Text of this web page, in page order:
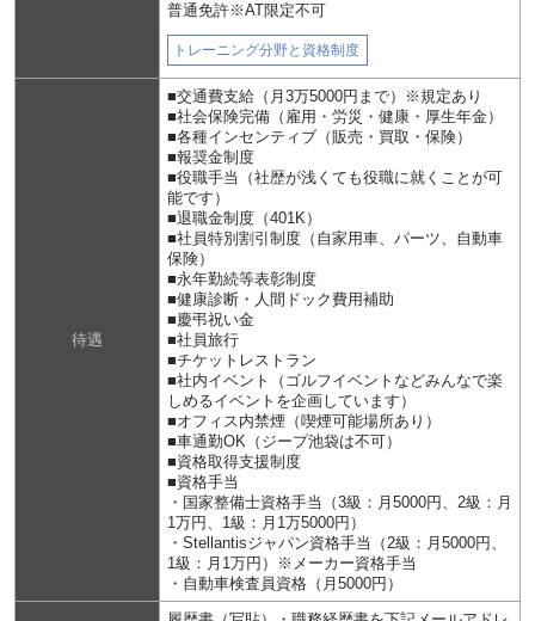
普通免許※AT限定不可
トレーニング分野と資格制度
待遇
■交通費支給（月3万5000円まで）※規定あり
■社会保険完備（雇用・労災・健康・厚生年金）
■各種インセンティブ（販売・買取・保険）
■報奨金制度
■役職手当（社歴が浅くても役職に就くことが可
能です）
■退職金制度（401K）
■社員特別割引制度（自家用車、パーツ、自動車
保険）
■永年勤続等表彰制度
■健康診断・人間ドック費用補助
■慶弔祝い金
■社員旅行
■チケットレストラン
■社内イベント（ゴルフイベントなどみんなで楽
しめるイベントを企画しています）
■オフィス内禁煙（喫煙可能場所あり）
■車通勤OK（ジープ池袋は不可）
■資格取得支援制度
■資格手当
・国家整備士資格手当（3級：月5000円、2級：月
1万円、1級：月1万5000円）
・Stellantisジャパン資格手当（2級：月5000円、
1級：月1万円）※メーカー資格手当
・自動車検査員資格（月5000円）